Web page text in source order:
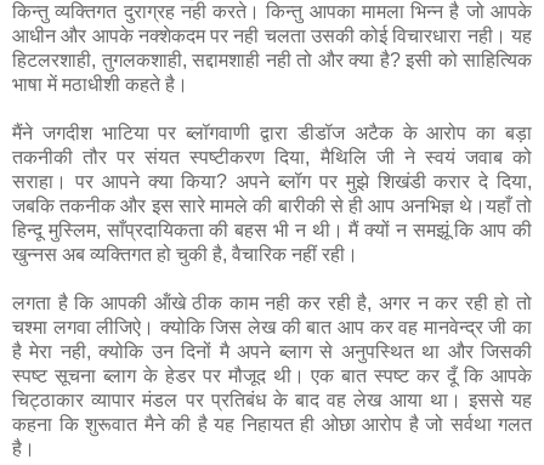
किन्‍तु व्‍यक्तिगत दुराग्रह नही करते। किन्‍तु आपका मामला भिन्‍न है जो आपके
आधीन और आपके नक्‍शेकदम पर नही चलता उसकी कोई विचारधारा नही। यह
हिटलरशाही, तुगलकशाही, सद्दामशाही नही तो और क्‍या है? इसी को साहित्यिक
भाषा में मठाधीशी कहते है।
मैंने जगदीश भाटिया पर ब्लॉगवाणी द्वारा डीडॉज अटैक के आरोप का बड़ा
तकनीकी तौर पर संयत स्पष्टीकरण दिया, मैथिलि जी ने स्वयं जवाब को
सराहा। पर आपने क्या किया? अपने ब्लॉग पर मुझे शिखंडी करार दे दिया,
जबकि तकनीक और इस सारे मामले की बारीकी से ही आप अनभिज्ञ थे।यहाँ तो
हिन्दू मुस्लिम, साँप्रदायिकता की बहस भी न थी। मैं क्यों न समझूं कि आप की
खुन्नस अब व्यक्तिगत हो चुकी है, वैचारिक नहीं रही।
लगता है कि आपकी ऑंखे ठीक काम नही कर रही है, अगर न कर रही हो तो
चश्‍मा लगवा लीजिऐ। क्‍योकि जिस लेख की बात आप कर वह मानवेन्‍द्र जी का
है मेरा नही, क्‍योकि उन दिनों मै अपने ब्‍लाग से अनुपस्थित था और जिसकी
स्‍पष्‍ट सूचना ब्‍लाग के हेडर पर मौजूद थी। एक बात स्‍पष्‍ट कर दूँ कि आपके
चिट्ठाकार व्‍यापार मंडल पर प्रतिबंध के बाद वह लेख आया था। इससे यह
कहना कि शुरूवात मैने की है यह निहायत ही ओछा आरोप है जो सर्वथा गलत
है।